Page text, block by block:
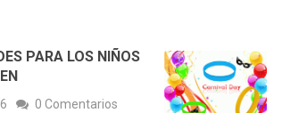
PARA LOS NIÑOS
0 Comentarios